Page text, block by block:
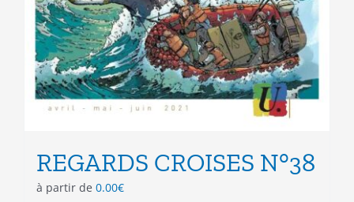
REGARDS CROISES N°38
à partir de 0.00€